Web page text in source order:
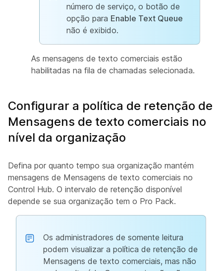
número de serviço, o botão de
opção para Enable Text Queue
não é exibido.
As mensagens de texto comerciais estão
habilitadas na fila de chamadas selecionada.
Configurar a política de retenção de
Mensagens de texto comerciais no
nível da organização
Defina por quanto tempo sua organização mantém
mensagens de Mensagens de texto comerciais no
Control Hub. O intervalo de retenção disponível
depende se sua organização tem o Pro Pack.
Os administradores de somente leitura
podem visualizar a política de retenção de
Mensagens de texto comerciais, mas não